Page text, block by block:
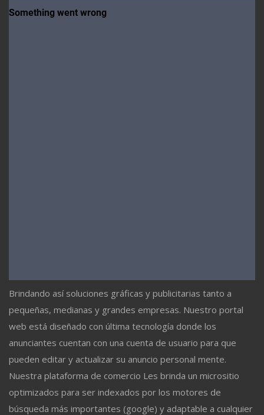
Brindando así soluciones gráficas y publicitarias tanto a
pequeñas, medianas y grandes empresas. Nuestro portal
web está diseñado con última tecnología donde los
anunciantes cuentan con una cuenta de usuario para que
pueden editar y actualizar su anuncio personal mente.
Nuestra plataforma de comercio Les brinda un micrositio
optimizados para ser indexados por los motores de
búsqueda más importantes (google) y adaptable a cualquier